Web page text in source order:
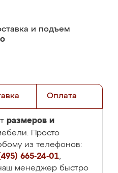
и подъем
Оплата
размеров и
Просто
из телефонов:
665-24-01,
менеджер быстро